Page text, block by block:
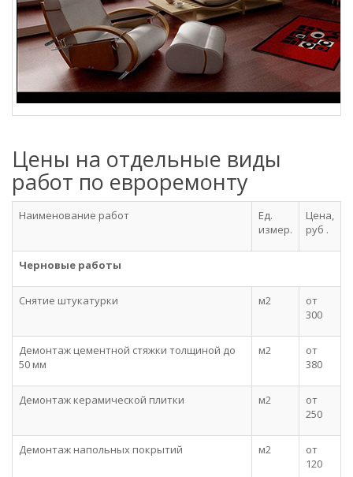
Цены на отдельные виды
работ по евроремонту
Наименование работ
Ед.
измер.
Цена,
руб .
Черновые работы
Снятие штукатурки м2
от
300
Демонтаж цементной стяжки толщиной до
50 мм
м2
от
380
Демонтаж керамической плитки м2
от
250
Демонтаж напольных покрытий м2
от
120